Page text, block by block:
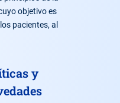
objetivo es
pacientes, al
y